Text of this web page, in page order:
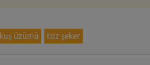
kuş üzümü toz şeker